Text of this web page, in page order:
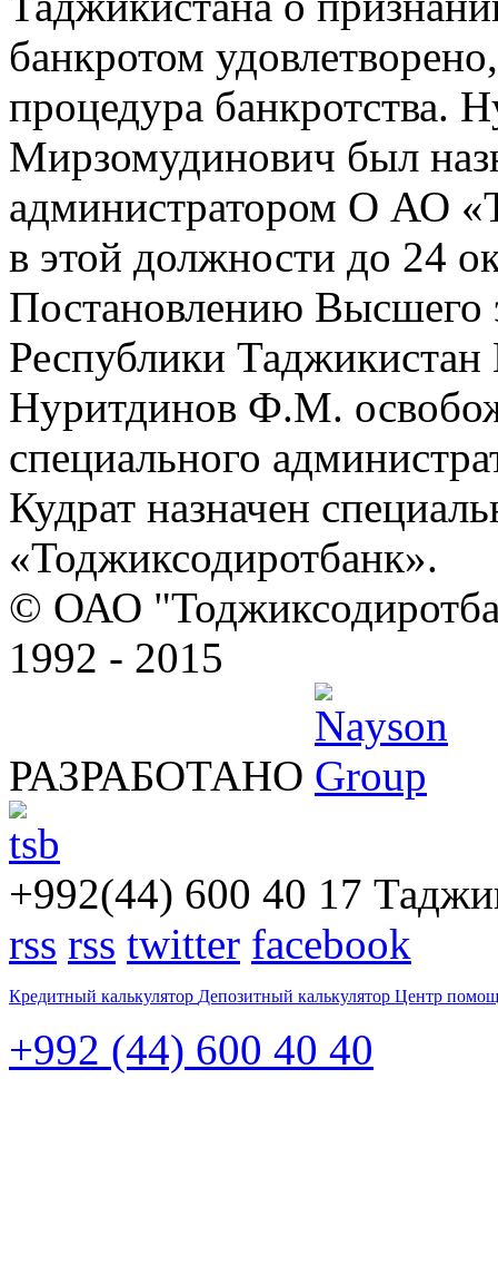
банкротом
процедура банкротства.
Мирзомудинович был
администратором О АО
в этой должности до 24
Постановлению Высшего
Республики
Нуритдинов Ф.М.
специального
Кудрат назначен
«Тоджиксодиротбанк».
© ОАО
1992 - 2015
РАЗРАБОТАНО
+992(44) 600 40 17
rss rss twitter facebook
Кредитный калькулятор Депозитный калькулятор Центр
+992 (44) 600 40 40